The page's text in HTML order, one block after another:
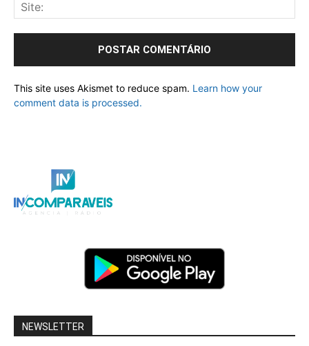
This site uses Akismet to reduce spam. Learn how your
comment data is processed.
NEWSLETTER